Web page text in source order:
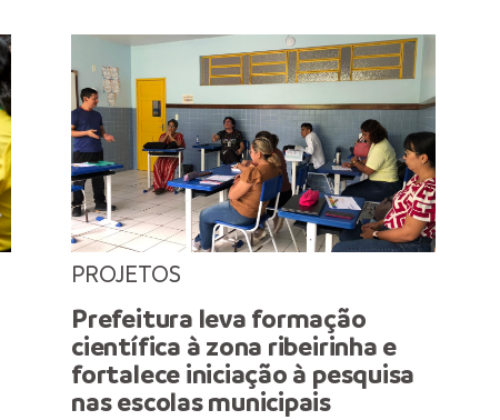
PROJETOS
Prefeitura leva formação
científica à zona ribeirinha e
fortalece iniciação à pesquisa
nas escolas municipais